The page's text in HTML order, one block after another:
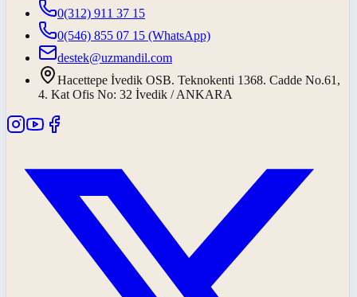
0(312) 911 37 15
0(546) 855 07 15 (WhatsApp)
destek@uzmandil.com
Hacettepe İvedik OSB. Teknokenti 1368. Cadde No.61,
4. Kat Ofis No: 32 İvedik / ANKARA